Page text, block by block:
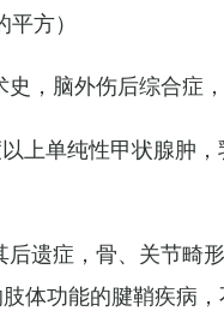
方）
，脑外伤后综合症，
上单纯性甲状腺肿
遗症，骨、关节畸
体功能的腱鞘疾病，